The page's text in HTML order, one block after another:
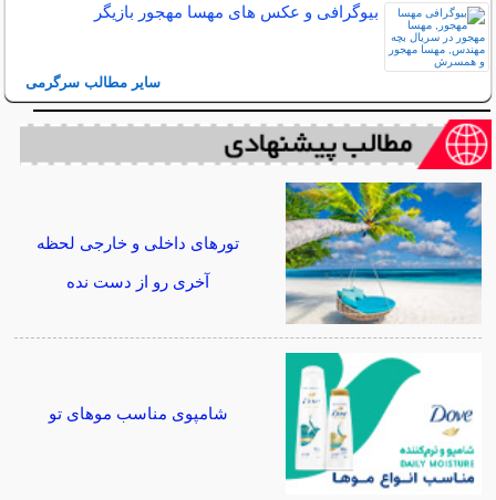
بیوگرافی و عکس های مهسا مهجور بازیگر
سایر مطالب سرگرمی
تورهای داخلی و خارجی لحظه
آخری رو از دست نده
شامپوی مناسب موهای تو